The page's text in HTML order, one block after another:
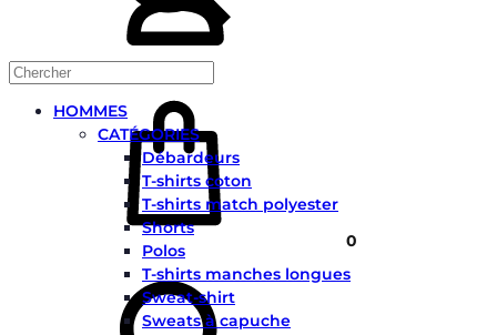
0
HOMMES
CATÉGORIES
Débardeurs
T-shirts coton
T-shirts match polyester
Shorts
Polos
T-shirts manches longues
Sweat-shirt
Sweats à capuche